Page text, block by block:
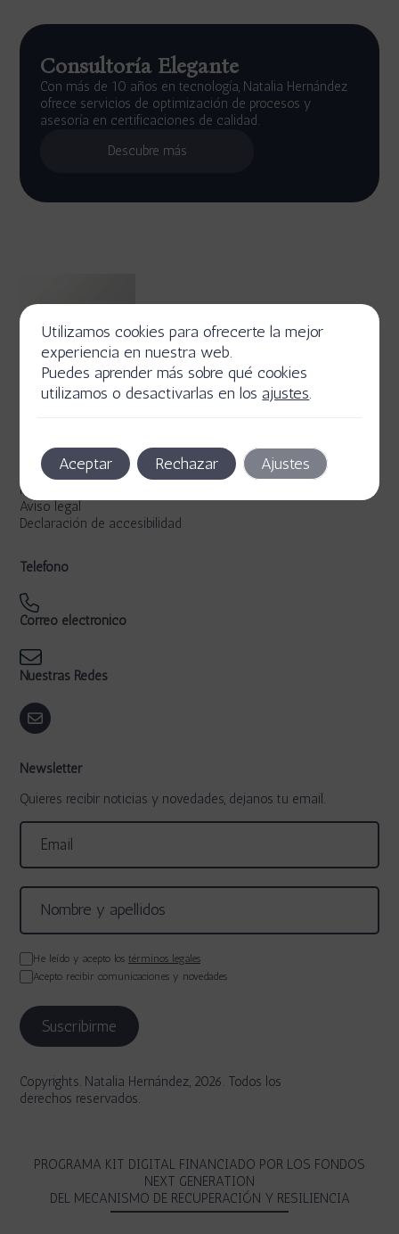
Consultoría Elegante
Con más de 10 años en tecnología, Natalia Hernández
ofrece servicios de optimización de procesos y
asesoría en certificaciones de calidad.
Descubre más
Política de privacidad
Política de cookies
Aviso legal
Declaración de accesibilidad
Teléfono
Correo electrónico
Nuestras Redes
Newsletter
Quieres recibir noticias y novedades, dejanos tu email.
He leído y acepto los términos legales
Acepto recibir comunicaciones y novedades
Copyrights. Natalia Hernández, 2026. Todos los
derechos reservados.
PROGRAMA KIT DIGITAL FINANCIADO POR LOS FONDOS
NEXT GENERATION
DEL MECANISMO DE RECUPERACIÓN Y RESILIENCIA
Utilizamos cookies para ofrecerte la mejor
experiencia en nuestra web.
Puedes aprender más sobre qué cookies
utilizamos o desactivarlas en losajustes.
Aceptar Rechazar Ajustes